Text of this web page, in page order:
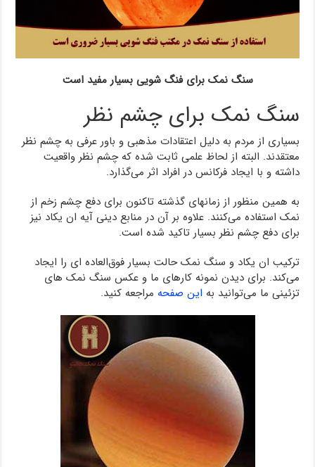
سنگ نمک برای فنگ شویی بسیار مفید است
سنگ نمک برای چشم نظر
بسیاری از مردم به دلیل اعتقادات مذهبی و باور عرفی به چشم نظر
معتقدند. البته از لحاظ علمی ثابت شده که چشم نظر واقعیت
داشته و با ایجاد فرکانس در افراد اثر می‌گذارد.
به همین منظور از زمانهای گذشته تاکنون برای دفع چشم زخم از
نمک استفاده می‌کنند. علاوه بر آن در منابع دینی آیه ان یکاد نیز
برای دفع چشم نظر بسیار تاکید شده است.
ترکیب ان یکاد و سنگ نمک حالت بسیار فوق‌العاده ای را ایجاد
می‌کند. برای دیدن نمونه کارهای ما و عکس سنگ نمک های
تزئینی ما می‌توانید به این صفحه مراجعه کنید.